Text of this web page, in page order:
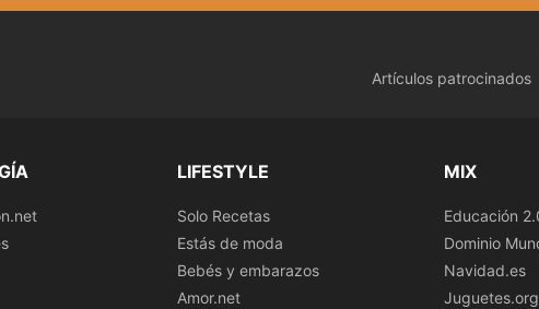
Artículos patrocinados
LIFESTYLE
Solo Recetas
Estás de moda
Bebés y embarazos
Amor.net
MIX
Educación
Dominio
Navidad.es
Juguetes.org